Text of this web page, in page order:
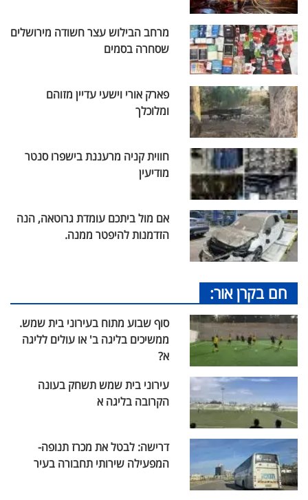
מרחב הבילוש עצר חשודה מירושלים
שסחרה בסמים
פארק אורי וישעי עדיין מזוהם
ומלוכלך
חווית קניה מרעננת בישפרו סנטר
מודיעין
אם מול ביתכם עומדת גרוטאה, הנה
הזדמנות להיפטר ממנה.
חם בקרן אור:
סוף שבוע מתוח בעירוני בית שמש.
ממשיכים בליגה ב' או עולים לליגה
א?
עירוני בית שמש תשחק בעונה
הקרובה בליגה א
דרישה: לבטל את מכרז תנופה-
המפעילה שירותי תחבורה בעיר